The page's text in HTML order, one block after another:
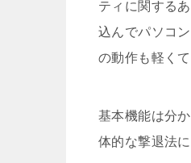
ティに関する
込んでパソコ
の動作も軽く
基本機能は分
体的な撃退法に